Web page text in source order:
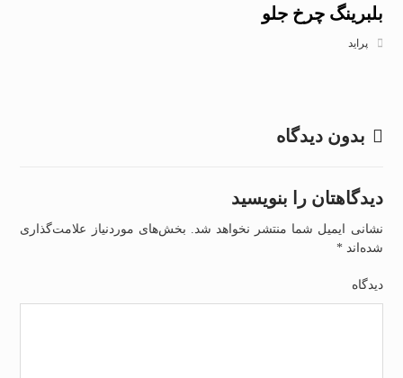
بلبرینگ چرخ جلو
پراید
بدون دیدگاه
دیدگاهتان را بنویسید
نشانی ایمیل شما منتشر نخواهد شد.
بخش‌های موردنیاز علامت‌گذاری
شده‌اند*
دیدگاه